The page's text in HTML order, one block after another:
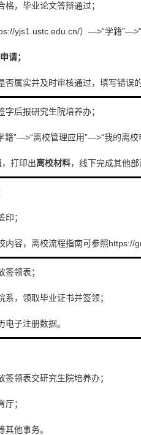
，毕业论文答辩通过；
yjs1.ustc.edu.cn/）—>“学籍
请；
属实并及时审核通过，填写错误
字后报研究生院培养办；
”—>“离校管理应用”—>“我的离
打印出离校材料，线下完成其他
；
内容，离校流程指南可参照https://
领表；
，领取毕业证书并签领；
子注册数据。
领表交研究生院培养办；
；
他事务。